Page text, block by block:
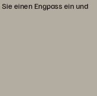
einen Engpass ein und